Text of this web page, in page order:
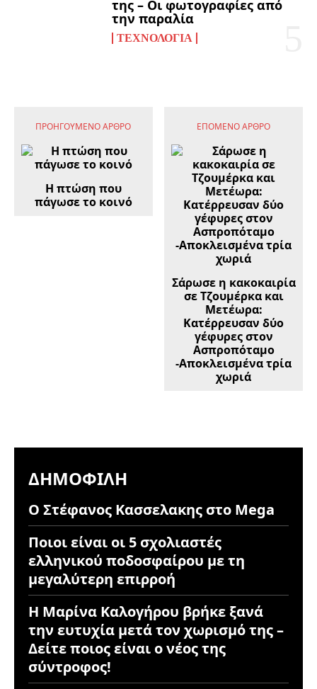
της – Οι φωτογραφίες από
την παραλία
ΤΕΧΝΟΛΟΓΊΑ
ΠΡΟΗΓΟΎΜΕΝΟ ΆΡΘΡΟ
Η πτώση που
πάγωσε το κοινό
ΕΠΌΜΕΝΟ ΆΡΘΡΟ
Σάρωσε η κακοκαιρία
σε Τζουμέρκα και
Μετέωρα:
Κατέρρευσαν δύο
γέφυρες στον
Ασπροπόταμο
-Αποκλεισμένα τρία
χωριά
ΔΗΜΟΦΙΛΉ
Ο Στέφανος Κασσελακης στο Mega
Ποιοι είναι οι 5 σχολιαστές
ελληνικού ποδοσφαίρου με τη
μεγαλύτερη επιρροή
Η Μαρίνα Καλογήρου βρήκε ξανά
την ευτυχία μετά τον χωρισμό της –
Δείτε ποιος είναι ο νέος της
σύντροφος!